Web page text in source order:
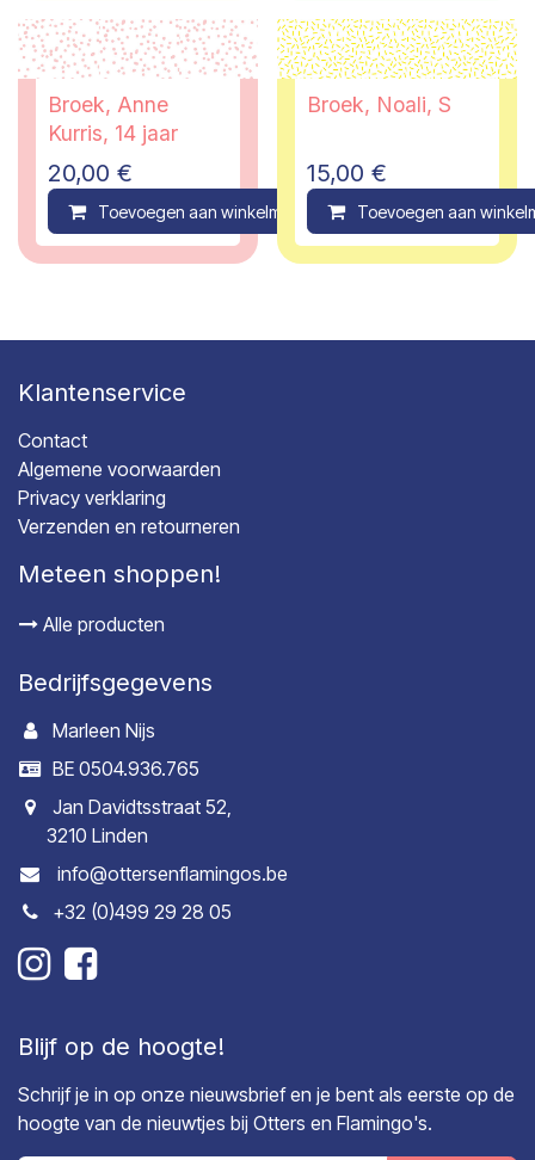
Broek, Anne
Kurris, 14 jaar
20,00 €
Toevoegen aan winkelmandje Compare
Broek, Noali, S
15,00 €
Toevoegen aan
Klantenservice
Contact
Algemene voorwaarden
Privacy verklaring
Verzenden en retourneren
Meteen shoppen!
Alle producten
Bedrijfsgegevens
Marleen Nijs
BE 0504.936.765
Jan Davidtsstraat 52,
3210 Linden
info@ottersenflamingos.be
+32 (0)499 29 28 05
Blijf op de hoogte!
Schrijf je in op onze nieuwsbrief en je bent als eerste op de
hoogte van de nieuwtjes bij Otters en Flamingo's.